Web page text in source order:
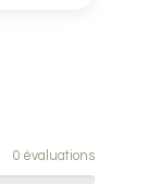
0 évaluations